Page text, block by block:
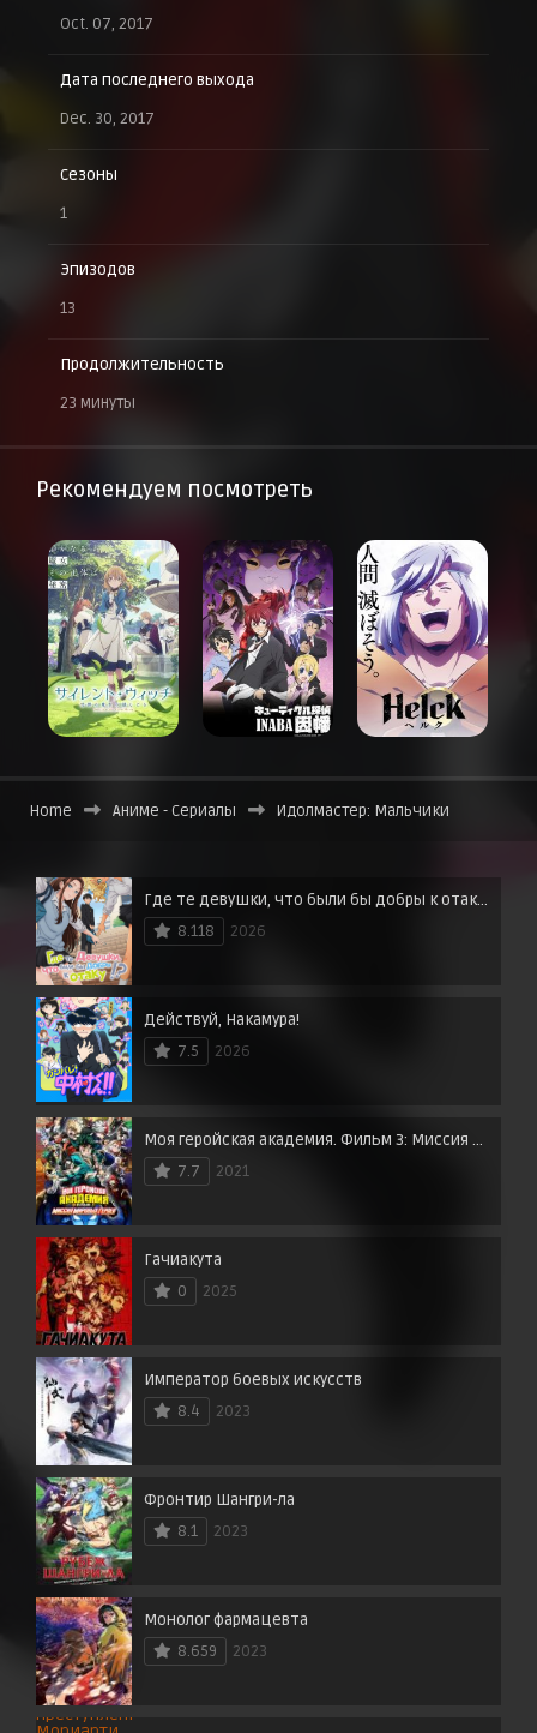
Oct. 07, 2017
Дата последнего выхода
Dec. 30, 2017
Сезоны
1
Эпизодов
13
Продолжительность
23 минуты
Рекомендуем посмотреть
Home Аниме - Сериалы Идолмастер: Мальчики
Где те девушки, что были бы добры к отаку?
8.118
2026
Действуй, Накамура!
7.5
2026
Моя геройская академия. Фильм 3: Миссия мировых героев
7.7
2021
Гачиакута
0
2025
Император боевых искусств
8.4
2023
Фронтир Шангри-ла
8.1
2023
Монолог фармацевта
8.659
2023